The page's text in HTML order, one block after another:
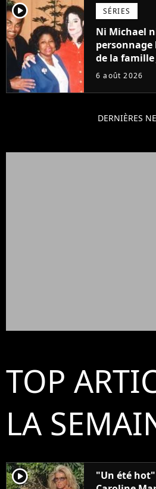
player2 SÉRIES
Ni Michael
de la famille
droit à sa
6 août 2026
DERNIÈRES
TOP
LA
player2
"Un été hot"